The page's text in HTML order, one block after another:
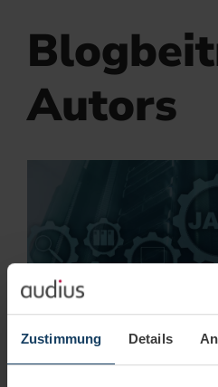
Zustimmung Details
Autors